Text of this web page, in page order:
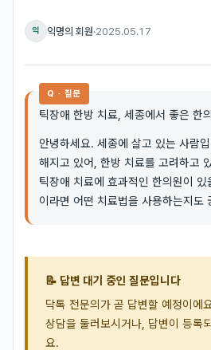
익 익명의 회원·2025.05.17
Q · 질문
틱장애 한방 치료, 세종에서 좋은 한
안녕하세요. 세종에 살고 있는 사람
해지고 있어, 한방 치료를 고려하고
틱장애 치료에 효과적인 한의원이
이라면 어떤 치료법을 사용하는지도
📝 답변 대기 중인 질문입니다
닥톡 전문의가 곧 답변할 예정이에
상담을 둘러보시거나, 답변이 등록
요.